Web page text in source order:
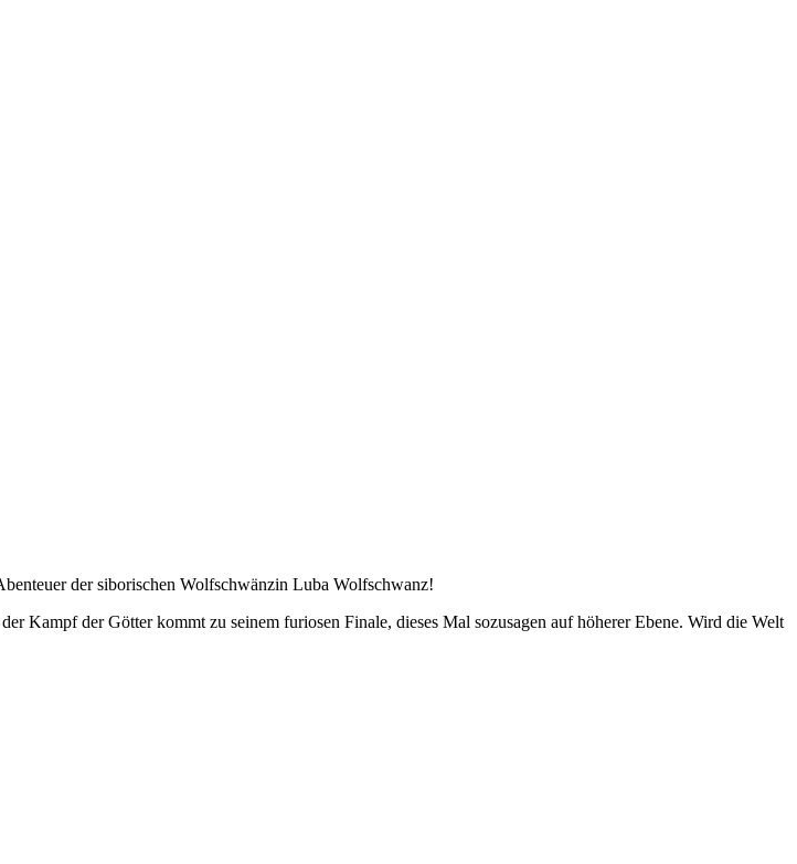
der siborischen Wolfschwänzin Luba Wolfschwanz!
Kampf der Götter kommt zu seinem furiosen Finale, dieses Mal sozusagen auf höherer Ebene. Wird die Welt